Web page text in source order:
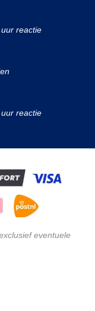
reactie
reactie
eventuele